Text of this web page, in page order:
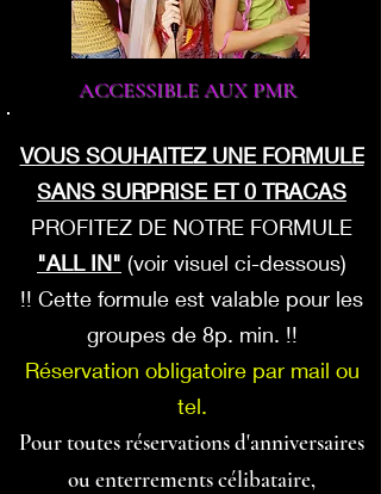
ACCESSIBLE AUX PMR
VOUS SOUHAITEZ UNE FORMULE
SANS SURPRISE ET 0 TRACAS
PROFITEZ DE NOTRE FORMULE
"ALL IN" (voir visuel ci-dessous)
!! Cette formule est valable pour les
groupes de 8p. min. !!
Réservation obligatoire par mail ou
tel.
Pour toutes réservations d'anniversaires
ou enterrements célibataire,